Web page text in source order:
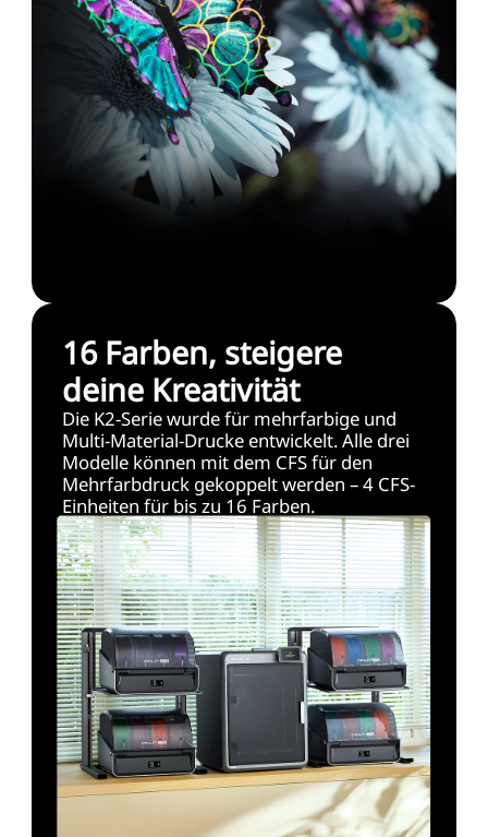
16 Farben, steigere
deine Kreativität
Die K2-Serie wurde für mehrfarbige und
Multi-Material-Drucke entwickelt. Alle drei
Modelle können mit dem CFS für den
Mehrfarbdruck gekoppelt werden – 4 CFS-
Einheiten für bis zu 16 Farben.